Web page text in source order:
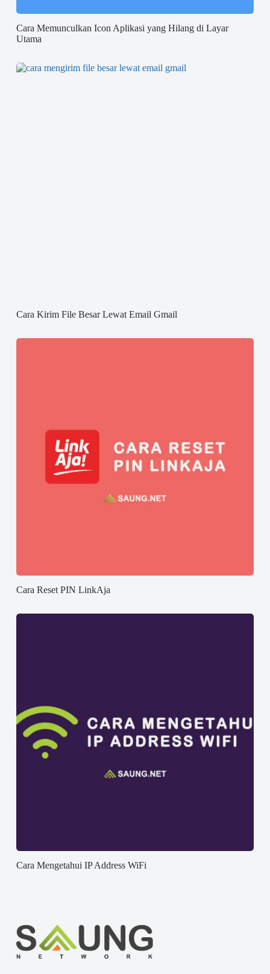
Cara Memunculkan Icon Aplikasi yang Hilang di Layar
Utama
Cara Kirim File Besar Lewat Email Gmail
Cara Reset PIN LinkAja
Cara Mengetahui IP Address WiFi